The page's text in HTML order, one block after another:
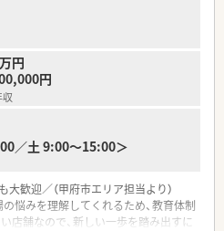
30店舗以上を展開しており、年間数
いる非常に勢いのある成長企業で
介護・福祉をつなぐ「架け橋」となるこ
でなく介護事業も幅広く展開していま
ながら質の高い医療提供を目指して
関係が非常に強固であり、疑義照会な
るためストレスなく業務に集中でき
円
円
／土 9:00～15:00＞
大歓迎／（甲府市エリア担当より）
悩みを理解してくれるため、教育体制
店舗なので、新しい一歩を踏み出すに